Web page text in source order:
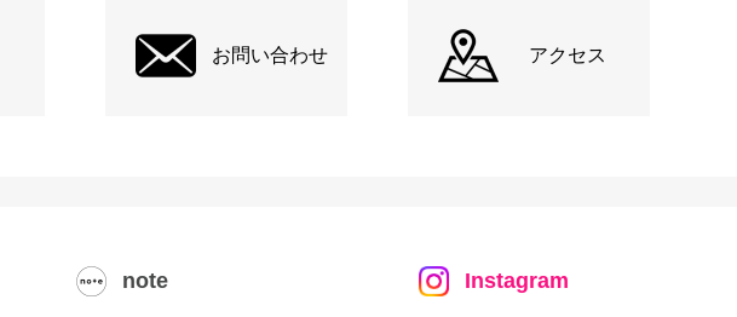
お問い合わせ アクセス
note Instagram